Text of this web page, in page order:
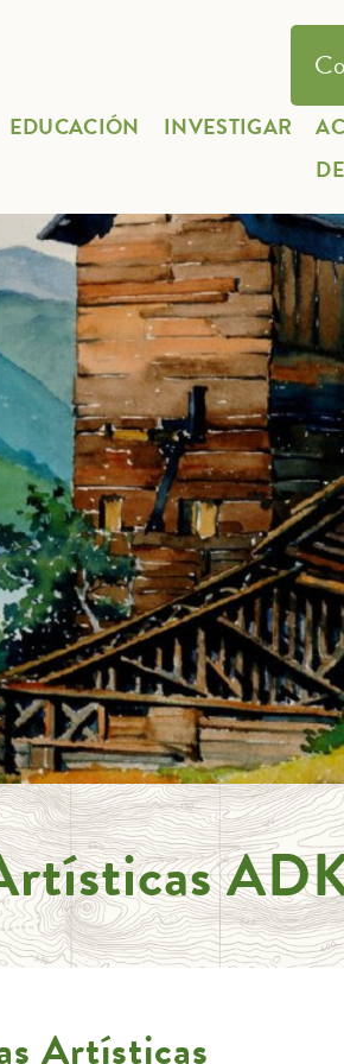
EDUCACIÓN INVESTIGAR
Artísticas